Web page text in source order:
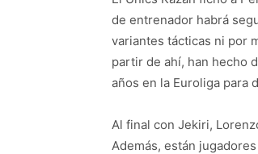
de entrenador habrá
variantes tácticas ni por
partir de ahí, han hecho
años en la Euroliga para
Al final con Jekiri,
Además, están